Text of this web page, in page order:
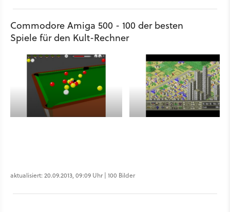
Commodore Amiga 500 - 100 der besten
Spiele für den Kult-Rechner
aktualisiert: 20.09.2013, 09:09 Uhr | 100 Bilder